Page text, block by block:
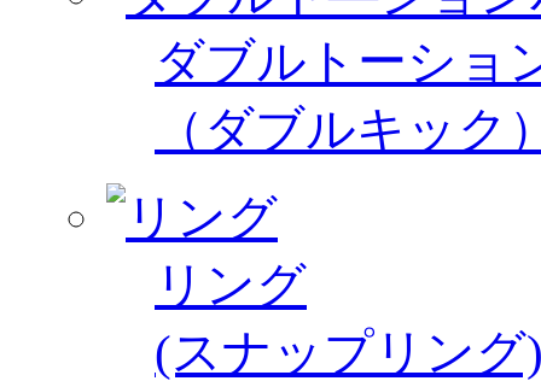
ダブルトーショ
（ダブルキック
リング
(スナップリング